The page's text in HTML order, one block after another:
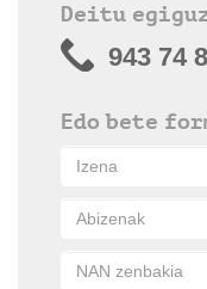
Deitu
943 74
Edo bete